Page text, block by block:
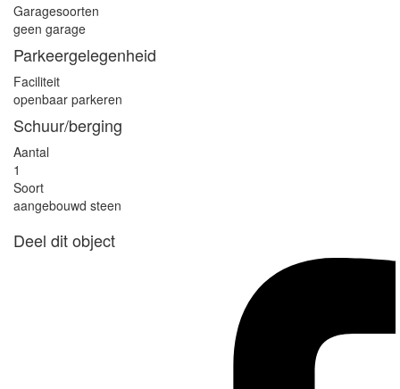
Garagesoorten
geen garage
Parkeergelegenheid
Faciliteit
openbaar parkeren
Schuur/berging
Aantal
1
Soort
aangebouwd steen
Deel dit object